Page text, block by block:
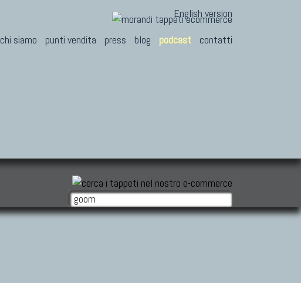
English version
chi siamo
punti vendita press blog podcast contatti